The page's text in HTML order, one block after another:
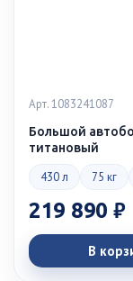
Арт. 1083241087
Большой
титановый
430 л 75 кг
219 890 ₽
В